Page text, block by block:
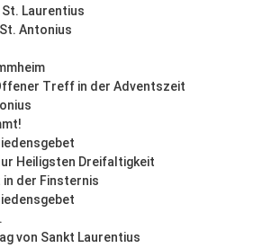
Laurentius
Antonius
Treff in der Adventszeit
Heiligsten Dreifaltigkeit
in der Finsternis
von Sankt Laurentius